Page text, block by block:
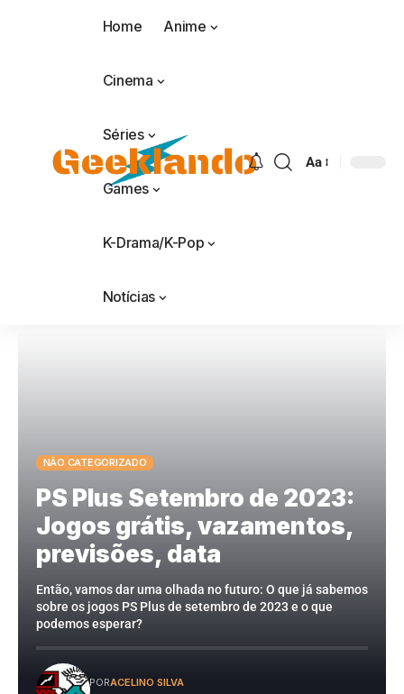
Home Anime
Cinema
Séries
Games
K-Drama/K-Pop
Notícias
Aa
NÃO CATEGORIZADO
PS Plus Setembro de 2023:
Jogos grátis, vazamentos,
previsões, data
Então, vamos dar uma olhada no futuro: O que já sabemos
sobre os jogos PS Plus de setembro de 2023 e o que
podemos esperar?
PORACELINO SILVA